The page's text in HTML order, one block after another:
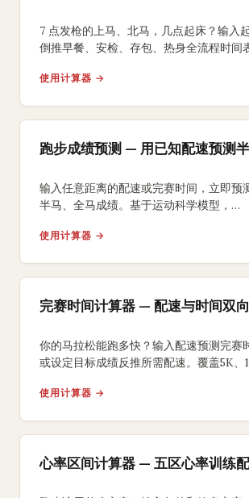
7 点发枪的上马、北马，几点起床？输入
倒推早餐、安检、存包、热身全流程时间
使用计算器 →
跑步成绩预测 — 用已知配速预测
输入任意距离的配速或完赛时间，立即预
半马、全马成绩。基于运动科学模型，
使用计算器 →
完赛时间计算器 — 配速与时间双
你的马拉松能跑多快？输入配速预测完赛
或设定目标成绩反推所需配速。覆盖5K、
使用计算器 →
心率区间计算器 — 五区心率训练